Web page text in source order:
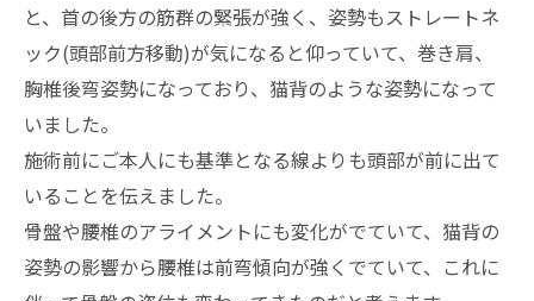
と、首の後方の筋群の緊張が強く、姿勢もストレートネ
ック(頭部前方移動)が気になると仰っていて、巻き肩、
胸椎後弯姿勢になっており、猫背のような姿勢になって
いました。
施術前にご本人にも基準となる線よりも頭部が前に出て
いることを伝えました。
骨盤や腰椎のアライメントにも変化がでていて、猫背の
姿勢の影響から腰椎は前弯傾向が強くでていて、これに